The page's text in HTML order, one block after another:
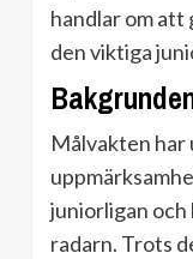
handlar om att
den viktiga
Målvakten har
juniorligan och
radarn. Trots